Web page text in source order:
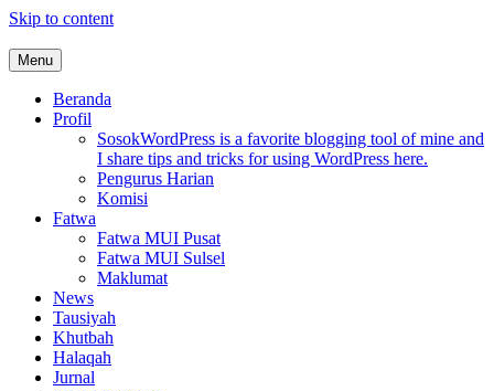
Skip to content
MUI Sulawesi Selatan
Khadimul Ummah wa Shadiqul Hukuuma
Menu
Beranda
Profil
SosokWordPress is a favorite blogging tool of mine and
I share tips and tricks for using WordPress here.
Pengurus Harian
Komisi
Fatwa
Fatwa MUI Pusat
Fatwa MUI Sulsel
Maklumat
News
Tausiyah
Khutbah
Halaqah
Jurnal